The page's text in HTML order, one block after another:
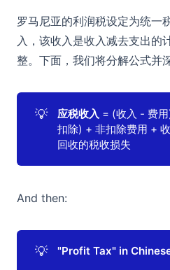
罗马尼亚的利润税设定为统一
入，该收入是收入减去支出的
整。下面，我们将分解公式并
💡 应税收入 = (收入 - 费
扣除) + 非扣除费用 +
回收的税收损失
And then:
💡 "Profit Tax" in